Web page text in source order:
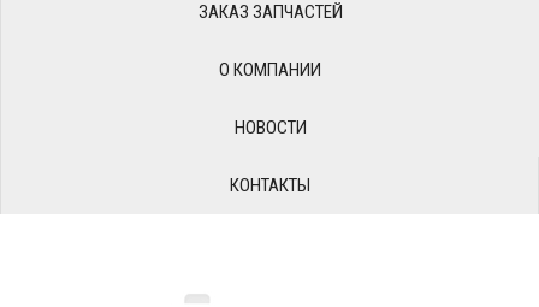
ЗАКАЗ ЗАПЧАСТЕЙ
О КОМПАНИИ
НОВОСТИ
КОНТАКТЫ